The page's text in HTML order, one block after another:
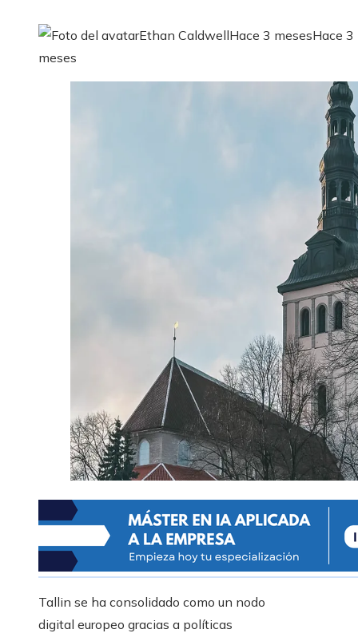
Ethan CaldwellHace 3 mesesHace 3
meses
Tallin se ha consolidado como un nodo
digital europeo gracias a políticas